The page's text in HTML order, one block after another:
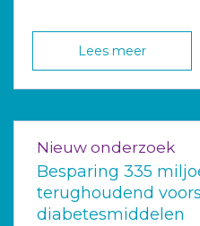
Lees meer
Nieuw onderzoek
Besparing 335
terughoudend
diabetesmiddelen